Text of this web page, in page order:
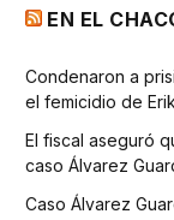
EN EL
Condenaron a
el femicidio de
El fiscal aseguró
caso Álvarez
Caso Álvarez